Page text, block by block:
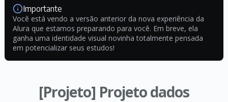
Importante
Você está vendo a versão anterior da nova experiência da
Alura que estamos preparando para você. Em breve, ela
ganha uma identidade visual novinha totalmente pensada
em potencializar seus estudos!
[Projeto] Projeto dados